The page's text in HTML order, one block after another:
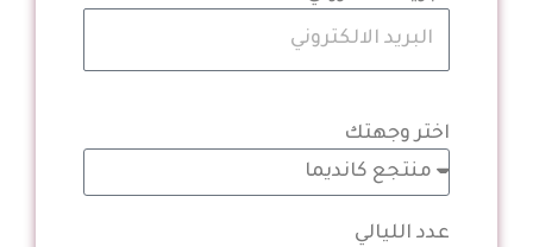
اختر وجهتك
عدد الليالي